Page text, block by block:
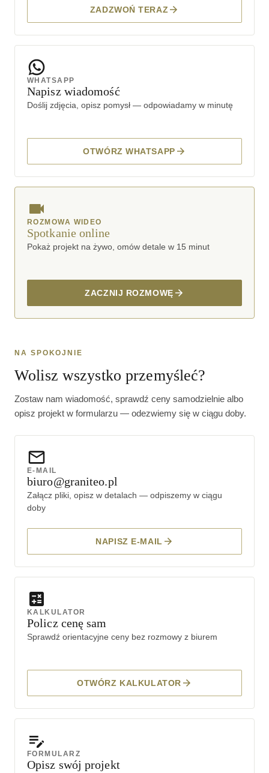
ZADZWOŃ TERAZ
WHATSAPP
Napisz wiadomość
Doślij zdjęcia, opisz pomysł — odpowiadamy w minutę
OTWÓRZ WHATSAPP
ROZMOWA WIDEO
Spotkanie online
Pokaż projekt na żywo, omów detale w 15 minut
ZACZNIJ ROZMOWĘ
NA SPOKOJNIE
Wolisz wszystko przemyśleć?
Zostaw nam wiadomość, sprawdź ceny samodzielnie albo
opisz projekt w formularzu — odezwiemy się w ciągu doby.
E-MAIL
biuro@graniteo.pl
Załącz pliki, opisz w detalach — odpiszemy w ciągu
doby
NAPISZ E-MAIL
KALKULATOR
Policz cenę sam
Sprawdź orientacyjne ceny bez rozmowy z biurem
OTWÓRZ KALKULATOR
FORMULARZ
Opisz swój projekt